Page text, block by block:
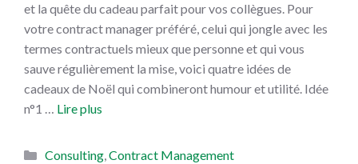
et la quête du cadeau parfait pour vos collègues. Pour
votre contract manager préféré, celui qui jongle avec les
termes contractuels mieux que personne et qui vous
sauve régulièrement la mise, voici quatre idées de
cadeaux de Noël qui combineront humour et utilité. Idée
n°1 … Lire plus
Catégories
Consulting,Contract Management